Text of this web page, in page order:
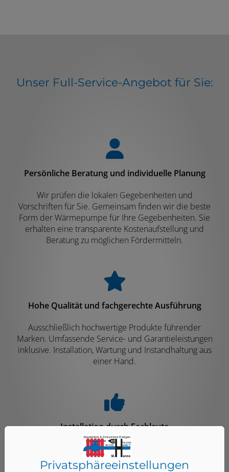
Unser Full-Service-Angebot für Sie:
Persönliche Beratung und individuelle Planung
Wir prüfen die lokalen Gegebenheiten und
Vorschriften für Sie. Gemeinsam finden wir die beste
Form der Wärmepumpe für Ihre Gegebenheiten. Sie
erhalten eine transparente Kostenaufstellung und
Beratung zu möglichen Fördermitteln.
Hohe Qualität und fachgerechte Ausführung
Ausschließlich hochwertige Produkte führender
Marken. Umfassende Service- und Garantieleistungen
inklusive. Installation, Wartung und Instandhaltung aus
einer Hand.
Installation durch Fachleute
Wir koordinieren alle beteiligten Gewerke und Ämter.
Abstimmung auf ggf. vorhandene oder benötigte
Privatsphäre­einstellungen